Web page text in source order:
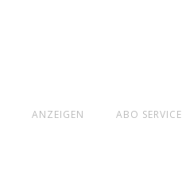
ANZEIGEN ABO SERVICE